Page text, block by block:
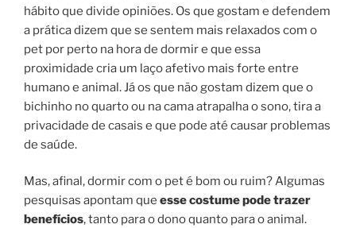
hábito que divide opiniões. Os que gostam e defendem
a prática dizem que se sentem mais relaxados com o
pet por perto na hora de dormir e que essa
proximidade cria um laço afetivo mais forte entre
humano e animal. Já os que não gostam dizem que o
bichinho no quarto ou na cama atrapalha o sono, tira a
privacidade de casais e que pode até causar problemas
de saúde.
Mas, afinal, dormir com o pet é bom ou ruim? Algumas
pesquisas apontam que esse costume pode trazer
benefícios, tanto para o dono quanto para o animal.